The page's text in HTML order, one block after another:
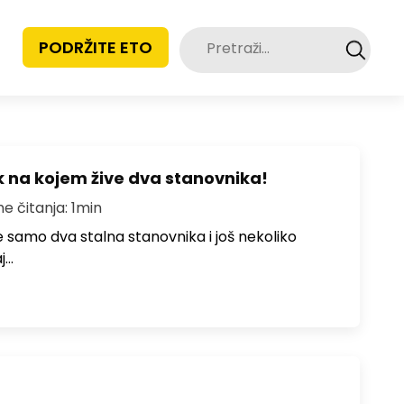
PODRŽITE ETO Pretraži:
na kojem žive dva stanovnika!
čitanja: 1min
samo dva stalna stanovnika i još nekoliko